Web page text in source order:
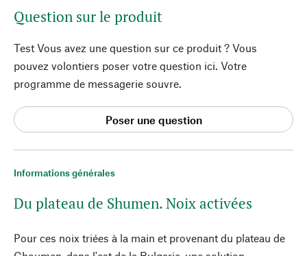
Informations générales
Du plateau de Shumen. Noix activées
Pour ces noix triées à la main et provenant du plateau de
Question sur le produit
Test Vous avez une question sur ce produit ? Vous
pouvez volontiers poser votre question ici. Votre
programme de messagerie souvre.
Poser une question